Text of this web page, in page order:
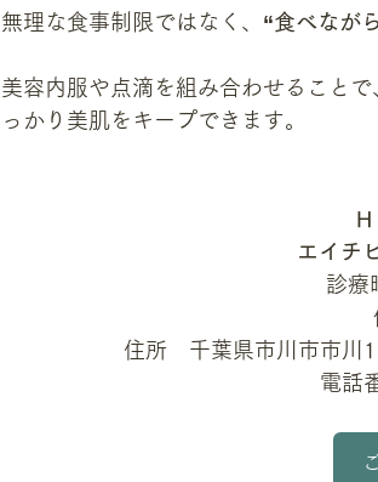
無理な食事制限ではなく、 “食べなが
美容内服や点滴を組み合わせること
っかり美肌をキープできます。
H
エイチ
診療
住所　千葉県市川市市川
電話